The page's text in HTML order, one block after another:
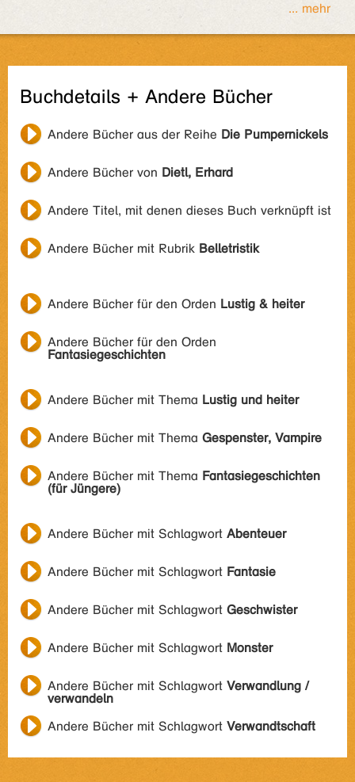
... mehr
Buchdetails + Andere Bücher
Andere Bücher aus der Reihe Die Pumpernickels
Andere Bücher von Dietl, Erhard
Andere Titel, mit denen dieses Buch verknüpft ist
Andere Bücher mit Rubrik Belletristik
Andere Bücher für den Orden Lustig & heiter
Andere Bücher für den Orden
Fantasiegeschichten
Andere Bücher mit Thema Lustig und heiter
Andere Bücher mit Thema Gespenster, Vampire
Andere Bücher mit Thema Fantasiegeschichten
(für Jüngere)
Andere Bücher mit Schlagwort Abenteuer
Andere Bücher mit Schlagwort Fantasie
Andere Bücher mit Schlagwort Geschwister
Andere Bücher mit Schlagwort Monster
Andere Bücher mit Schlagwort Verwandlung /
verwandeln
Andere Bücher mit Schlagwort Verwandtschaft